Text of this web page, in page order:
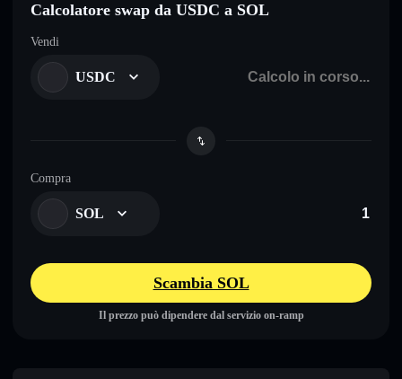
Calcolatore swap da USDC a SOL
Vendi
USDC
Compra
SOL
Scambia SOL
Il prezzo può dipendere dal servizio on-ramp